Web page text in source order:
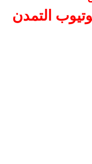
التمدن